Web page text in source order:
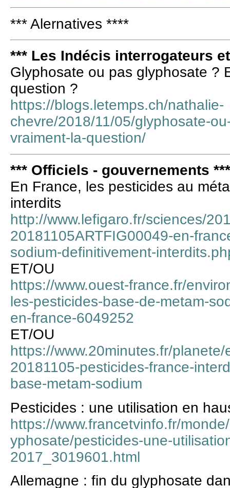
*** Alernatives ****
*** Les Indécis interrogateurs
Glyphosate ou pas glyphosate ?
question ?
https://blogs.letemps.ch/nathalie-
chevre/2018/11/05/glyphosate-
vraiment-la-question/
*** Officiels - gouvernements ***
En France, les pesticides au
interdits
http://www.lefigaro.fr/sciences/
20181105ARTFIG00049-en-
sodium-definitivement-
ET/OU
https://www.ouest-france.fr/
les-pesticides-base-de-metam-
en-france-6049252
ET/OU
https://www.20minutes.fr/
20181105-pesticides-france-
base-metam-sodium
Pesticides : une utilisation en
https://www.francetvinfo.fr/
yphosate/pesticides-une-
2017_3019601.html
Allemagne : fin du glyphosate